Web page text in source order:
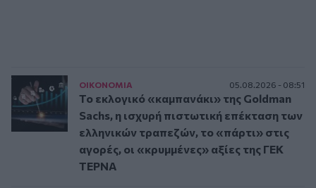
ΟΙΚΟΝΟΜΙΑ 05.08.2026 - 08:51
Το εκλογικό «καμπανάκι» της Goldman
Sachs, η ισχυρή πιστωτική επέκταση των
ελληνικών τραπεζών, το «πάρτι» στις
αγορές, οι «κρυμμένες» αξίες της ΓΕΚ
ΤΕΡΝΑ